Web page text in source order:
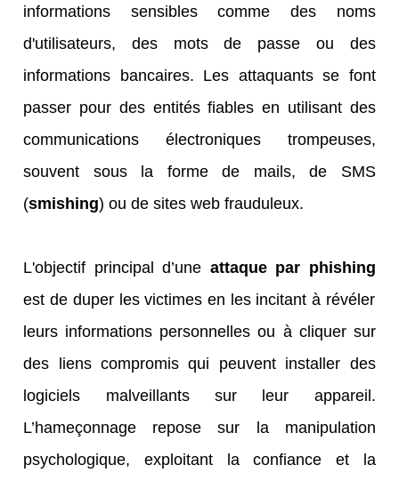
informations sensibles comme des noms
d'utilisateurs, des mots de passe ou des
informations bancaires. Les attaquants se font
passer pour des entités fiables en utilisant des
communications électroniques trompeuses,
souvent sous la forme de mails, de SMS
(smishing) ou de sites web frauduleux.
L'objectif principal d’une attaque par phishing
est de duper les victimes en les incitant à révéler
leurs informations personnelles ou à cliquer sur
des liens compromis qui peuvent installer des
logiciels malveillants sur leur appareil.
L’hameçonnage repose sur la manipulation
psychologique, exploitant la confiance et la